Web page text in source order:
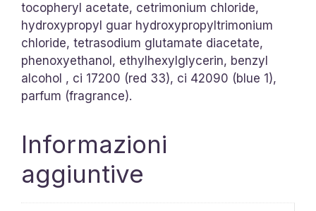
tocopheryl acetate, cetrimonium chloride,
hydroxypropyl guar hydroxypropyltrimonium
chloride, tetrasodium glutamate diacetate,
phenoxyethanol, ethylhexylglycerin, benzyl
alcohol , ci 17200 (red 33), ci 42090 (blue 1),
parfum (fragrance).
Informazioni
aggiuntive